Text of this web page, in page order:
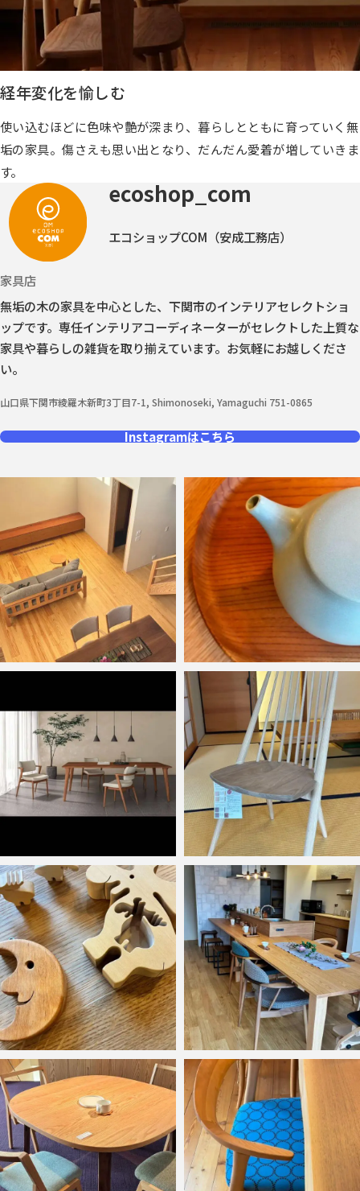
経年変化を愉しむ
使い込むほどに色味や艶が深まり、暮らしとともに育っていく無
垢の家具。傷さえも思い出となり、だんだん愛着が増していきま
す。
ecoshop_com
エコショップCOM（安成工務店）
家具店
無垢の木の家具を中心とした、下関市のインテリアセレクトショ
ップです。 専任インテリアコーディネーターがセレクトした上質な
家具や暮らしの雑貨を取り揃えています。お気軽にお越しくださ
い。
山口県下関市綾羅木新町3丁目7-1, Shimonoseki, Yamaguchi 751-0865
Instagramはこちら